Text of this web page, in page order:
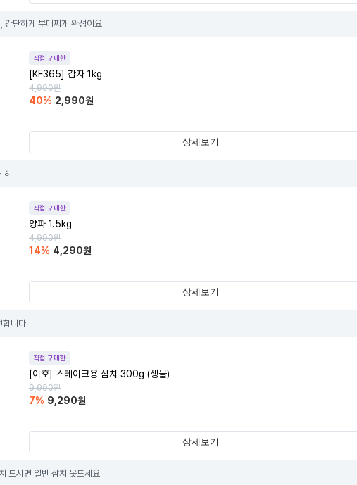
간단하게 부대찌개 완성아요
직접 구매한
[KF365] 감자 1kg
4,990원
40% 2,990원
상세보기
ㅎ
직접 구매한
양파 1.5kg
4,990원
14% 4,290원
상세보기
합니다
직접 구매한
[이호] 스테이크용 삼치 300g (생물)
9,990원
7% 9,290원
상세보기
드시면 일반 삼치 못드세요